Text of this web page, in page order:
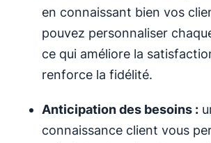
en connaissant bien vos
pouvez personnaliser
ce qui améliore la
renforce la fidélité.
Anticipation des besoins :
connaissance client vous